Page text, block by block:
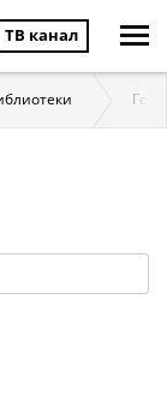
ТВ канал